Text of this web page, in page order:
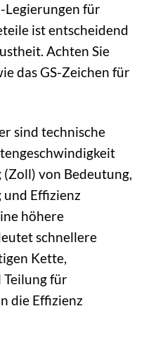
für
ist entscheidend
Achten Sie
das GS-Zeichen für
sind technische
von Bedeutung,
und Effizienz
höhere
schnellere
Kette,
Teilung für
die Effizienz